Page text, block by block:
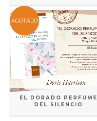
AGOTADO
EL DORADO PERFUME
DEL SILENCIO